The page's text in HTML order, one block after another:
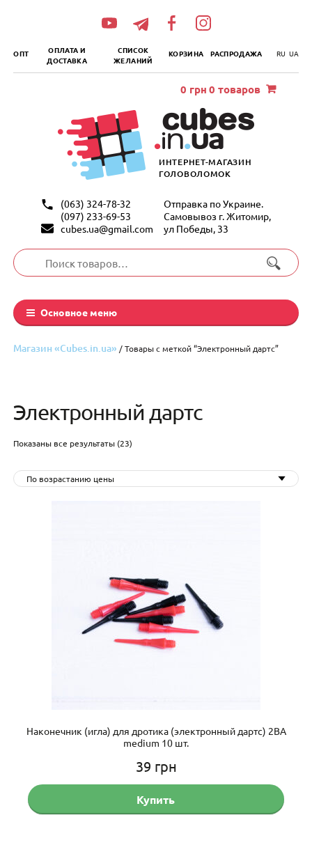
ОПТ
ОПЛАТА И
ДОСТАВКА
СПИСОК
ЖЕЛАНИЙ
КОРЗИНА РАСПРОДАЖА RU UA
ИНТЕРНЕТ-МАГАЗИН
ГОЛОВОЛОМОК
(063) 324-78-32
(097) 233-69-53
cubes.ua@gmail.com
Отправка по Украине.
Самовывоз г. Житомир,
ул Победы, 33
Искать:
Основное меню
0 грн 0 товаров
Магазин «Cubes.in.ua» / Товары с меткой “Электронный дартс”
Электронный дартс
Показаны все результаты (23)
По возрастанию цены
Наконечник (игла) для дротика (электронный дартс) 2BA
medium 10 шт.
39 грн
Купить